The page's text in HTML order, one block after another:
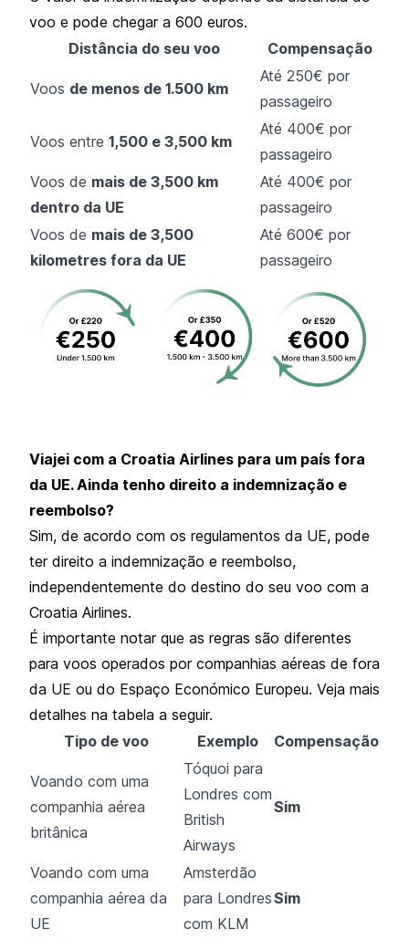
voo e pode chegar a 600 euros.
Distância do seu voo
Compensação
Voos de menos de 1.500 km
Até 250€ por
passageiro
Voos entre 1,500 e 3,500 km
Até 400€ por
passageiro
Voos de mais de 3,500 km
dentro da UE
Até 400€ por
passageiro
Voos de mais de 3,500
kilometres fora da UE
Até 600€ por
passageiro
Viajei com a Croatia Airlines para um país fora
da UE. Ainda tenho direito a indemnização e
reembolso?
Sim, de acordo com os regulamentos da UE, pode
ter direito a indemnização e reembolso,
independentemente do destino do seu voo com a
Croatia Airlines.
É importante notar que as regras são diferentes
para voos operados por companhias aéreas de fora
da UE ou do Espaço Económico Europeu. Veja mais
detalhes na tabela a seguir.
Tipo de voo
Exemplo Compensação
Voando com uma
companhia aérea
britânica
Tóquoi para
Londres com
British
Airways
Sim
Voando com uma
companhia aérea da
UE
Amsterdão
para Londres
com KLM
Sim